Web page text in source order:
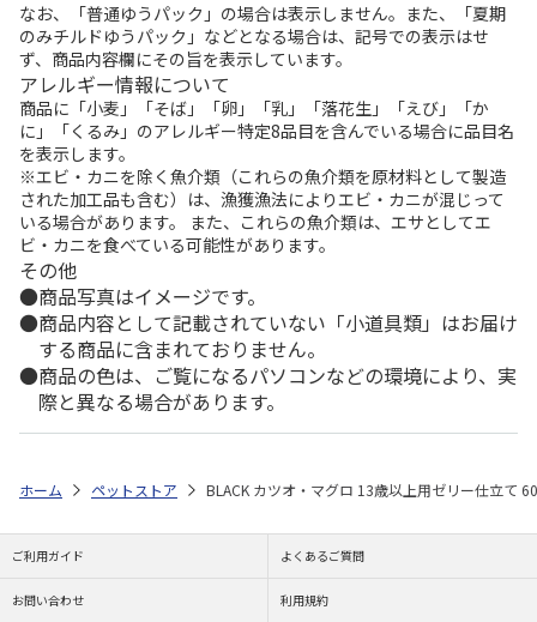
なお、「普通ゆうパック」の場合は表示しません。また、「夏期
のみチルドゆうパック」などとなる場合は、記号での表示はせ
ず、商品内容欄にその旨を表示しています。
アレルギー情報について
商品に「小麦」「そば」「卵」「乳」「落花生」「えび」「か
に」「くるみ」のアレルギー特定8品目を含んでいる場合に品目名
を表示します。
※エビ・カニを除く魚介類（これらの魚介類を原材料として製造
された加工品も含む）は、漁獲漁法によりエビ・カニが混じって
いる場合があります。 また、これらの魚介類は、エサとしてエ
ビ・カニを食べている可能性があります。
その他
商品写真はイメージです。
商品内容として記載されていない「小道具類」はお届け
する商品に含まれておりません。
商品の色は、ご覧になるパソコンなどの環境により、実
際と異なる場合があります。
ホーム ペットストア BLACK カツオ・マグロ 13歳以上用ゼリー仕立て
ご利用ガイド よくあるご質問
お問い合わせ 利用規約